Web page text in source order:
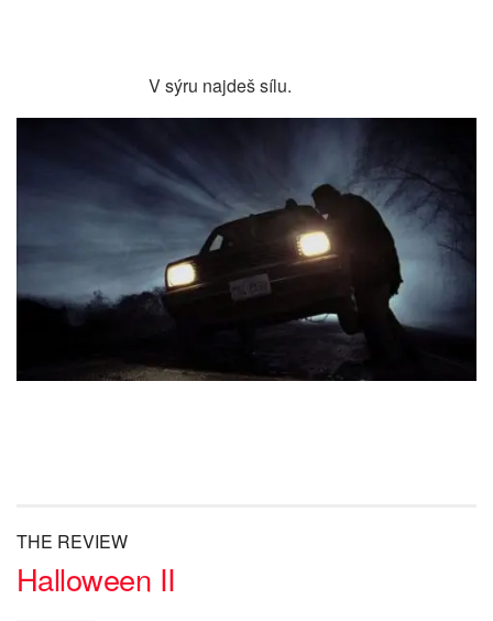
V sýru najdeš sílu.
THE REVIEW
Halloween II